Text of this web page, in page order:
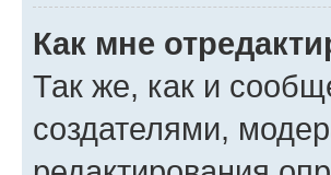
Как мне
Так же, как и
создателями,